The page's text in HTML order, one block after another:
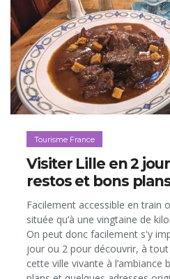
Tourisme France
Visiter Lille en 2
restos et bons
Facilement accessible en train
située qu’à une vingtaine de
On peut donc facilement s'y
jour ou 2 pour découvrir, à
cette ville vivante à l’ambiance